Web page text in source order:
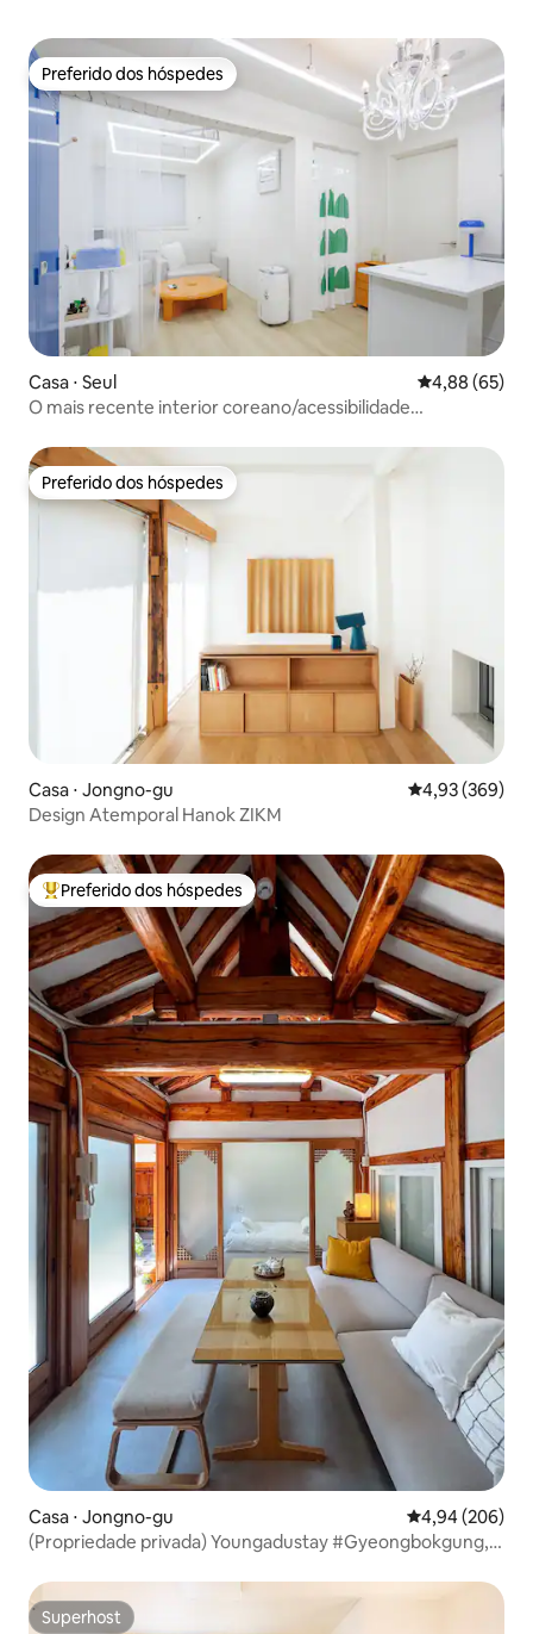
Preferido dos hóspedes
Preferido dos hóspedes
Casa ⋅ Seul 4,88 de uma
4,88 (65)
O mais recente interior coreano/acessibilidade
Preferido dos hóspedes
Preferido dos hóspedes
Casa ⋅ Jongno-gu 4,93 de uma
4,93 (369)
Design Atemporal Hanok ZIKM
Entre os melhores preferidos dos hóspedes
Preferido dos hóspedes
Casa ⋅ Jongno-gu 4,94 de uma
4,94 (206)
(Propriedade privada) Youngadustay #Gyeongbokgung,
Superhost
Superhost